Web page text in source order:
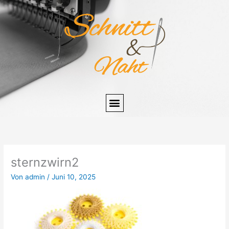
Zum
Inhalt
sternzwirn2
Vonadmin /Juni 10, 2025